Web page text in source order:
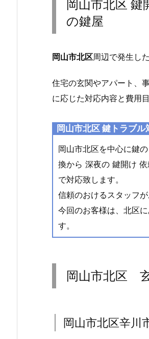
市
北
開
鍵
修
鍵
換
自
動
車・
バ
作
屋
岡山市北区
の鍵屋
岡山市北区周辺で発生し
住宅の玄関やアパート、
に応じた対応内容と費用
岡山市北区 鍵トラブル
岡山市北区を中心に鍵
換から 深夜の 鍵開け
で対応致します。
信頼のおけるスタッフ
今回のお客様は、北区
す。
岡山市北区
岡山市北区辛